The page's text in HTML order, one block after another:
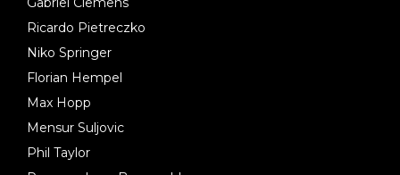
Ricardo Pietreczko
Niko Springer
Florian Hempel
Max Hopp
Mensur Suljovic
Phil Taylor